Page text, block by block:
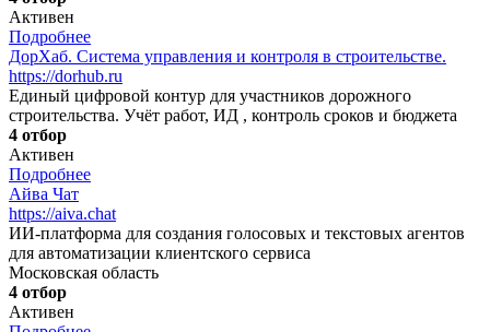
Активен
Подробнее
ДорХаб. Система управления и контроля в строительстве.
https://dorhub.ru
Единый цифровой контур для участников дорожного
строительства. Учёт работ, ИД , контроль сроков и бюджета
4 отбор
Активен
Подробнее
Айва Чат
https://aiva.chat
ИИ-платформа для создания голосовых и текстовых агентов
для автоматизации клиентского сервиса
Московская область
4 отбор
Активен